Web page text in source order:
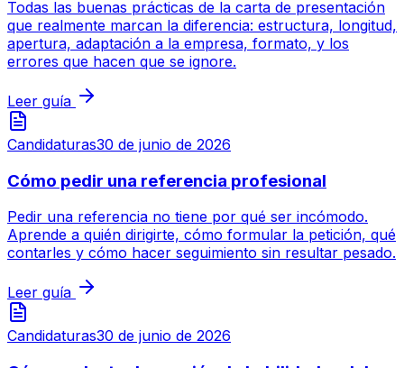
Todas las buenas prácticas de la carta de presentación
que realmente marcan la diferencia: estructura, longitud,
apertura, adaptación a la empresa, formato, y los
errores que hacen que se ignore.
Leer guía
Candidaturas30 de junio de 2026
Cómo pedir una referencia profesional
Pedir una referencia no tiene por qué ser incómodo.
Aprende a quién dirigirte, cómo formular la petición, qué
contarles y cómo hacer seguimiento sin resultar pesado.
Leer guía
Candidaturas30 de junio de 2026